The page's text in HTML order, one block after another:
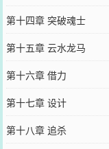
第十四章 突破魂士
第十五章 云水龙马
第十六章 借力
第十七章 设计
第十八章 追杀